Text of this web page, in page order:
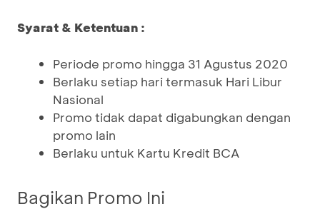
Syarat & Ketentuan :
Periode promo hingga 31 Agustus 2020
Berlaku setiap hari termasuk Hari Libur
Nasional
Promo tidak dapat digabungkan dengan
promo lain
Berlaku untuk Kartu Kredit BCA
Bagikan Promo Ini